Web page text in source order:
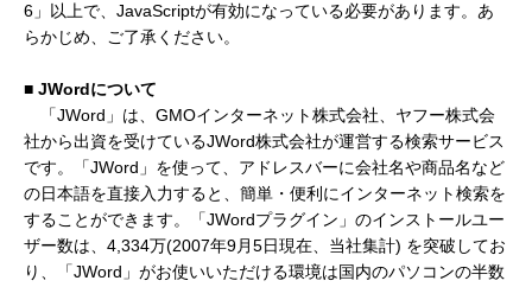
6」以上で、JavaScriptが有効になっている必要があります。あ
らかじめ、ご了承ください。
■ JWordについて
「JWord」は、GMOインターネット株式会社、ヤフー株式会
社から出資を受けているJWord株式会社が運営する検索サービス
です。「JWord」を使って、アドレスバーに会社名や商品名など
の日本語を直接入力すると、簡単・便利にインターネット検索を
することができます。「JWordプラグイン」のインストールユー
ザー数は、4,334万(2007年9月5日現在、当社集計) を突破してお
り、「JWord」がお使いいただける環境は国内のパソコンの半数